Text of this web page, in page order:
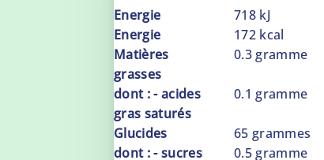
grammes
Energie 718 kJ
Energie
172 kcal
Matières
grasses
0.3 gramme
dont : - acides
gras saturés
0.1 gramme
Glucides 65 grammes
dont : - sucres
0.5 gramme